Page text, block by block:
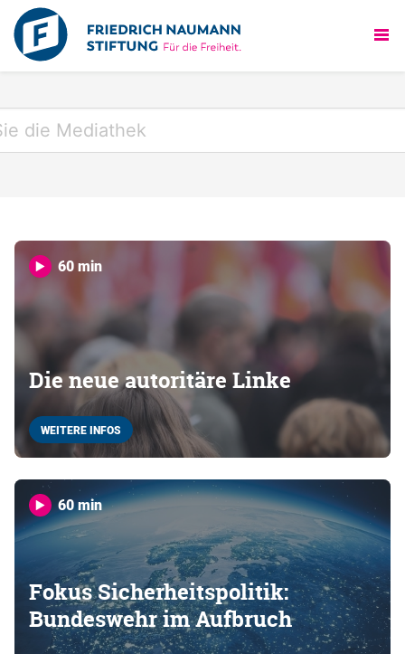
60 min
Die neue autoritäre Linke
WEITERE INFOS
60 min
Fokus Sicherheitspolitik:
Bundeswehr im Aufbruch